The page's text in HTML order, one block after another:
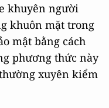
khuyên người
khuôn mặt trong
mật bằng cách
phương thức này
xuyên kiểm